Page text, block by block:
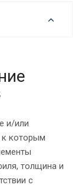
и/или
к которым
толщина и
с